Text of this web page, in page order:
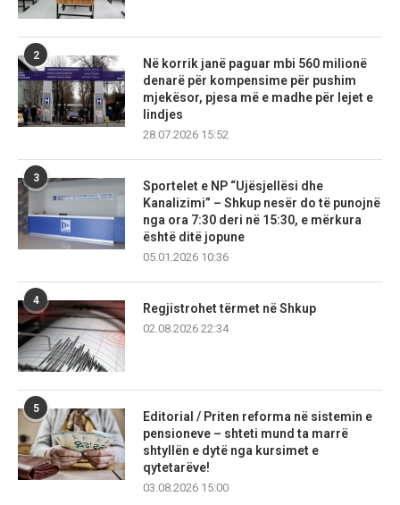
2
Në korrik janë paguar mbi 560 milionë
denarë për kompensime për pushim
mjekësor, pjesa më e madhe për lejet e
lindjes
28.07.2026 15:52
3
Sportelet e NP “Ujësjellësi dhe
Kanalizimi” – Shkup nesër do të punojnë
nga ora 7:30 deri në 15:30, e mërkura
është ditë jopune
05.01.2026 10:36
4
Regjistrohet tërmet në Shkup
02.08.2026 22:34
5
Editorial / Priten reforma në sistemin e
pensioneve – shteti mund ta marrë
shtyllën e dytë nga kursimet e
qytetarëve!
03.08.2026 15:00